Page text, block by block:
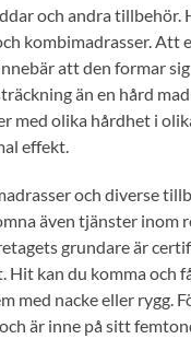
och andra tillbehör.
kombimadrasser. Att
att den formar
än en hård
med olika hårdhet i
effekt.
och diverse
även tjänster inom
grundare är
Hit kan du komma och
med nacke eller rygg.
är inne på sitt